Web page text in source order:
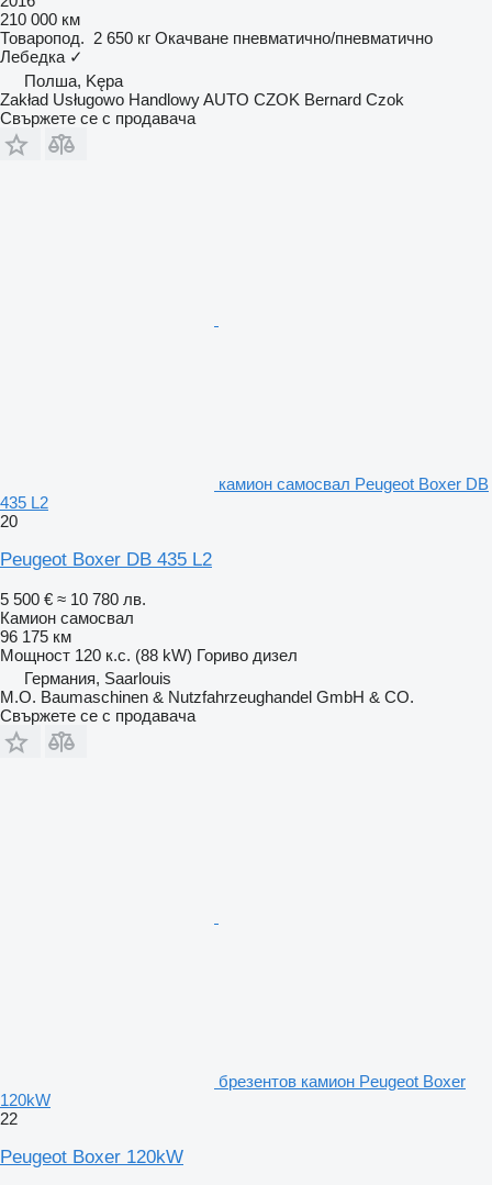
210 000 км
Товаропод. 2 650 кг Окачване пневматично/пневматично
Лебедка ✓
Полша, Kępa
Zakład Usługowo Handlowy AUTO CZOK Bernard Czok
Свържете се с продавача
камион самосвал Peugeot Boxer DB
435 L2
20
Peugeot Boxer DB 435 L2
5 500 € ≈ 10 780 лв.
Камион самосвал
96 175 км
Мощност 120 к.с. (88 kW) Гориво дизел
Германия, Saarlouis
M.O. Baumaschinen & Nutzfahrzeughandel GmbH & CO.
Свържете се с продавача
брезентов камион Peugeot Boxer
120kW
22
Peugeot Boxer 120kW